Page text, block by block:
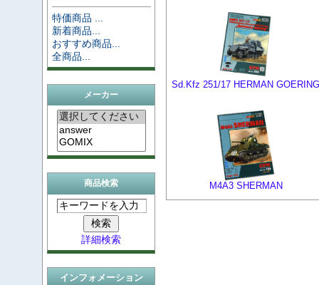
特価商品 ...
新着商品...
おすすめ商品...
全商品...
メーカー
商品検索
詳細検索
インフォメーション
Sd.Kfz 251/17 HERMAN
M4A3 SHERMAN